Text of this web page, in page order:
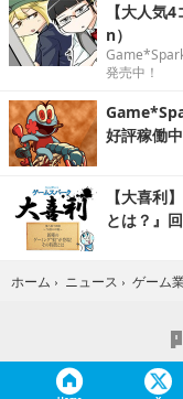
【大人
n）
発売中！
好評稼働中
【大喜利
とは？』
ホーム › ニュース › ゲーム